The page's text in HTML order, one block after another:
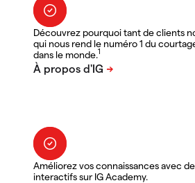
Découvrez pourquoi tant de clients
qui nous rend le numéro 1 du
dans le monde.1
Améliorez vos connaissances avec
interactifs sur IG Academy.